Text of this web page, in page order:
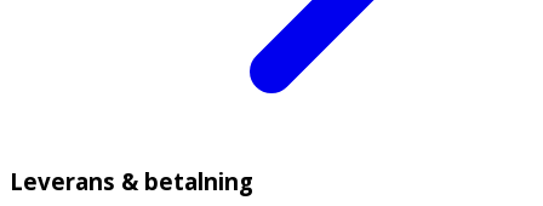
Leverans & betalning